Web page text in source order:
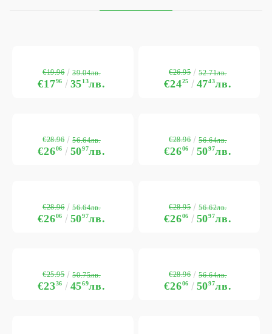
€1796 3513лв.
€19.96 39.04лв.
€2425 4743лв.
€26.95 52.71лв.
€2606 5097лв.
€28.96 56.64лв.
€2606 5097лв.
€28.96 56.64лв.
€2606 5097лв.
€28.96 56.64лв.
€2606 5097лв.
€28.95 56.62лв.
€2336 4569лв.
€25.95 50.75лв.
€2606 5097лв.
€28.96 56.64лв.